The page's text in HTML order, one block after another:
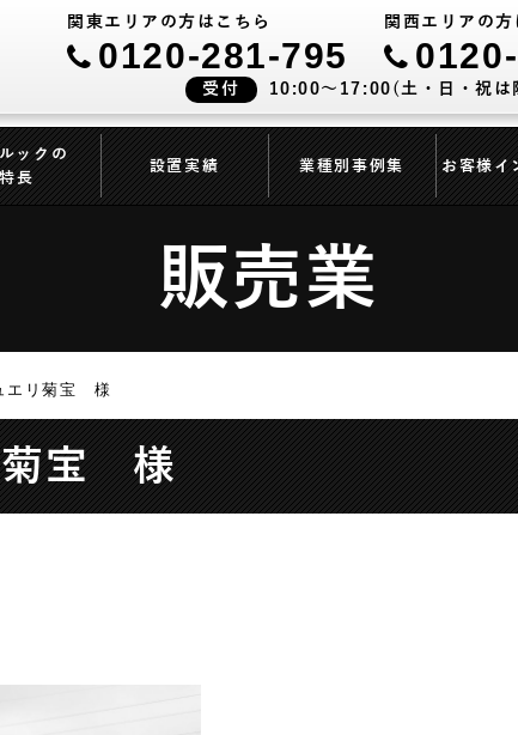
関東エリアの方はこちら
0120-281-795
関西エリアの方
受付 10:00～17:00(土・日・祝は
ックの
特長
設置実績 業種別事例集 お客様イ
販売業
エリ菊宝 様
菊宝 様